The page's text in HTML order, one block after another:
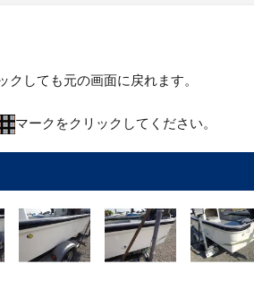
しても元の画面に戻れます。
マークをクリックしてください。